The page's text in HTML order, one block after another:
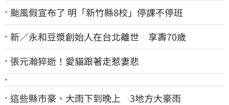
颱風假宣布了 明「新竹縣8校」停課不停班
新／永和豆漿創始人在台北離世 享壽70歲
張元瀚猝逝！愛貓跟著走惹妻悲
這些縣市豪、大雨下到晚上 3地方大豪雨